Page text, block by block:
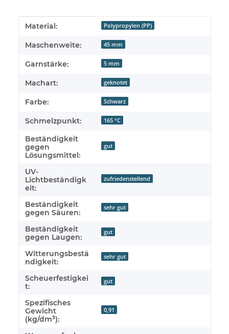
Produkteigenschaft
Wert
Material: Polypropylen (PP)
Maschenweite: 45 mm
Garnstärke: 5 mm
Machart: geknotet
Farbe: Schwarz
Schmelzpunkt: 165 °C
Beständigkeit
gegen
Lösungsmittel:
gut
UV-
Lichtbeständigk
eit:
zufriedenstellend
Beständigkeit
gegen Säuren:
sehr gut
Beständigkeit
gegen Laugen:
gut
Witterungsbestä
ndigkeit:
sehr gut
Scheuerfestigkei
t:
gut
Spezifisches
Gewicht
(kg/dm³):
0,91